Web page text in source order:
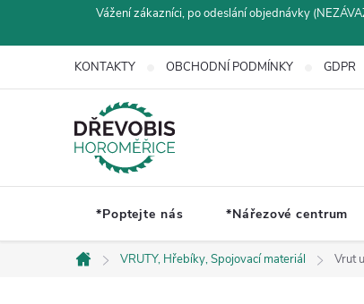
Vážení zákazníci, po odeslání objednávky
KONTAKTY OBCHODNÍ PODMÍNKY GDPR
*Poptejte nás *Nářezové centrum
Domů
VRUTY, Hřebíky, Spojovací materiál Vrut